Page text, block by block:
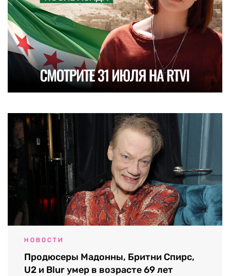
НОВОСТИ
Продюсеры Мадонны, Бритни Спирс,
U2 и Blur умер в возрасте 69 лет